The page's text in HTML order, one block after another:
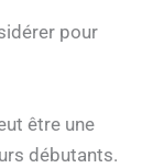
pour
être une
débutants.